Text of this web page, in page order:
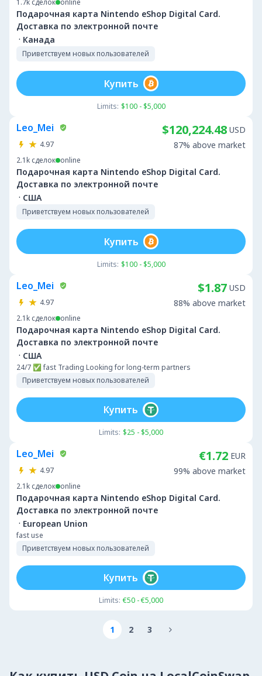
1.7k сделок online
Подарочная карта Nintendo eShop Digital Card.
Доставка по электронной почте
· Канада
Приветствуем новых пользователей
Limits: $100 - $5,000
Купить
Leo_Mei
4.97
2.1k сделок online
Подарочная карта Nintendo eShop Digital Card.
Доставка по электронной почте
· США
Приветствуем новых пользователей
$120,224.48 USD
87% above market
Limits: $100 - $5,000
Купить
Leo_Mei
4.97
2.1k сделок online
Подарочная карта Nintendo eShop Digital Card.
Доставка по электронной почте
· США
24/7 ✅ fast Trading Looking for long-term partners
Приветствуем новых пользователей
$1.87 USD
88% above market
Limits: $25 - $5,000
Купить
Leo_Mei
4.97
2.1k сделок online
Подарочная карта Nintendo eShop Digital Card.
Доставка по электронной почте
· European Union
fast use
Приветствуем новых пользователей
€1.72 EUR
99% above market
Limits: €50 - €5,000
Купить
1 2 3 